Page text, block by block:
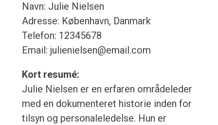
Navn: Julie Nielsen
Adresse: København, Danmark
Telefon: 12345678
Email: julienielsen@email.com
Kort resumé:
Julie Nielsen er en erfaren områdeleder
med en dokumenteret historie inden for
tilsyn og personaleledelse. Hun er